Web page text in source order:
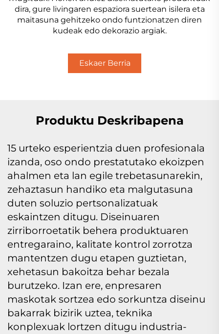
dira, gure livingaren espaziora suertean isilera eta
maitasuna gehitzeko ondo funtzionatzen diren
kudeak edo dekorazio argiak.
Eskaer Berria
Produktu Deskribapena
15 urteko esperientzia duen profesionala
izanda, oso ondo prestatutako ekoizpen
ahalmen eta lan egile trebetasunarekin,
zehaztasun handiko eta malgutasuna
duten soluzio pertsonalizatuak
eskaintzen ditugu. Diseinuaren
zirriborroetatik behera produktuaren
entregaraino, kalitate kontrol zorrotza
mantentzen dugu etapen guztietan,
xehetasun bakoitza behar bezala
burutzeko. Izan ere, enpresaren
maskotak sortzea edo sorkuntza diseinu
bakarrak bizirik uztea, teknika
konplexuak lortzen ditugu industria-